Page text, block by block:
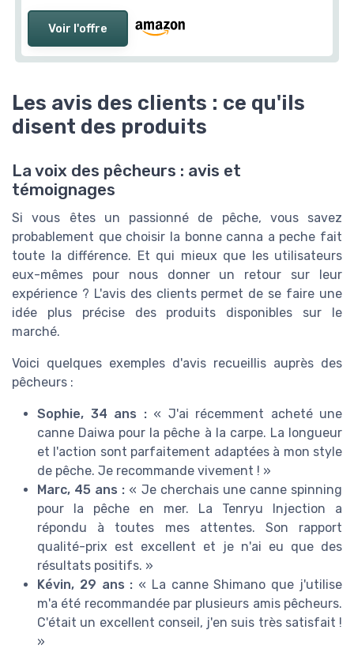
Voir l'offre
Les avis des clients : ce qu'ils
disent des produits
La voix des pêcheurs : avis et
témoignages
Si vous êtes un passionné de pêche, vous savez
probablement que choisir la bonne canna a peche fait
toute la différence. Et qui mieux que les utilisateurs
eux-mêmes pour nous donner un retour sur leur
expérience ? L'avis des clients permet de se faire une
idée plus précise des produits disponibles sur le
marché.
Voici quelques exemples d'avis recueillis auprès des
pêcheurs :
Sophie, 34 ans :« J'ai récemment acheté une
canne Daiwa pour la pêche à la carpe. La longueur
et l'action sont parfaitement adaptées à mon style
de pêche. Je recommande vivement ! »
Marc, 45 ans : « Je cherchais une canne spinning
pour la pêche en mer. La Tenryu Injection a
répondu à toutes mes attentes. Son rapport
qualité-prix est excellent et je n'ai eu que des
résultats positifs. »
Kévin, 29 ans : « La canne Shimano que j'utilise
m'a été recommandée par plusieurs amis pêcheurs.
C'était un excellent conseil, j'en suis très satisfait !
»